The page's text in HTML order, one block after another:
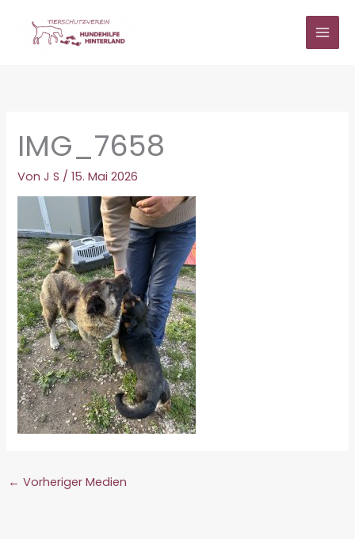
springen
IMG_7658
VonJ S /15. Mai 2026
← Vorheriger Medien